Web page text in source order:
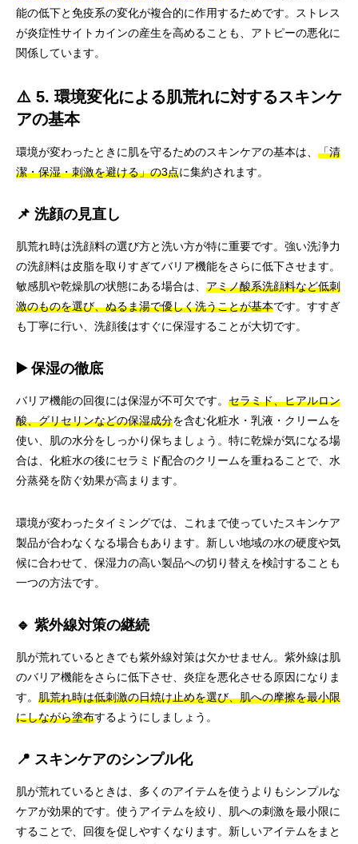
能の低下と免疫系の変化が複合的に作用するためです。ストレス
が炎症性サイトカインの産生を高めることも、アトピーの悪化に
関係しています。
⚠️ 5. 環境変化による肌荒れに対するスキンケ
アの基本
環境が変わったときに肌を守るためのスキンケアの基本は、 「清
潔・保湿・刺激を避ける」の3点に集約されます。
📌 洗顔の見直し
肌荒れ時は洗顔料の選び方と洗い方が特に重要です。強い洗浄力
の洗顔料は皮脂を取りすぎてバリア機能をさらに低下させます。
敏感肌や乾燥肌の状態にある場合は、 アミノ酸系洗顔料など低刺
激のものを選び、ぬるま湯で優しく洗うことが基本です。すすぎ
も丁寧に行い、洗顔後はすぐに保湿することが大切です。
▶️ 保湿の徹底
バリア機能の回復には保湿が不可欠です。 セラミド、ヒアルロン
酸、グリセリンなどの保湿成分を含む化粧水・乳液・クリームを
使い、肌の水分をしっかり保ちましょう。特に乾燥が気になる場
合は、化粧水の後にセラミド配合のクリームを重ねることで、水
分蒸発を防ぐ効果が高まります。
環境が変わったタイミングでは、これまで使っていたスキンケア
製品が合わなくなる場合もあります。新しい地域の水の硬度や気
候に合わせて、保湿力の高い製品への切り替えを検討することも
一つの方法です。
🔹 紫外線対策の継続
肌が荒れているときでも紫外線対策は欠かせません。紫外線は肌
のバリア機能をさらに低下させ、炎症を悪化させる原因になりま
す。 肌荒れ時は低刺激の日焼け止めを選び、肌への摩擦を最小限
にしながら塗布するようにしましょう。
📍 スキンケアのシンプル化
肌が荒れているときは、多くのアイテムを使うよりもシンプルな
ケアが効果的です。使うアイテムを絞り、肌への刺激を最小限に
することで、回復を促しやすくなります。新しいアイテムをまと